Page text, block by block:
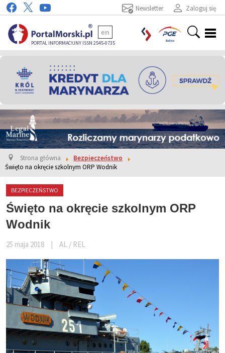
Zaloguj się
Newsletter
PORTAL INFORMACYJNY ISSN 2545-0735
en
Strona główna
Bezpieczeństwo
Święto na okręcie szkolnym ORP Wodnik
BEZPIECZEŃSTWO
Święto na okręcie szkolnym ORP
Wodnik
25 maja 2018 AL / REL